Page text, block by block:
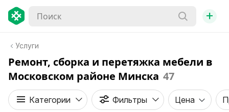
+
Услуги
Ремонт, сборка и перетяжка мебели в
Московском районе Минска 47
Категории Фильтры Цена